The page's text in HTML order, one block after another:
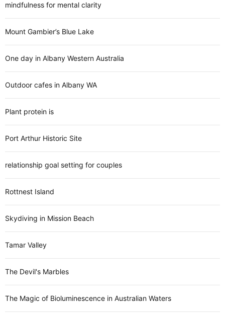
mindfulness for mental clarity
Mount Gambier’s Blue Lake
One day in Albany Western Australia
Outdoor cafes in Albany WA
Plant protein is
Port Arthur Historic Site
relationship goal setting for couples
Rottnest Island
Skydiving in Mission Beach
Tamar Valley
The Devil's Marbles
The Magic of Bioluminescence in Australian Waters